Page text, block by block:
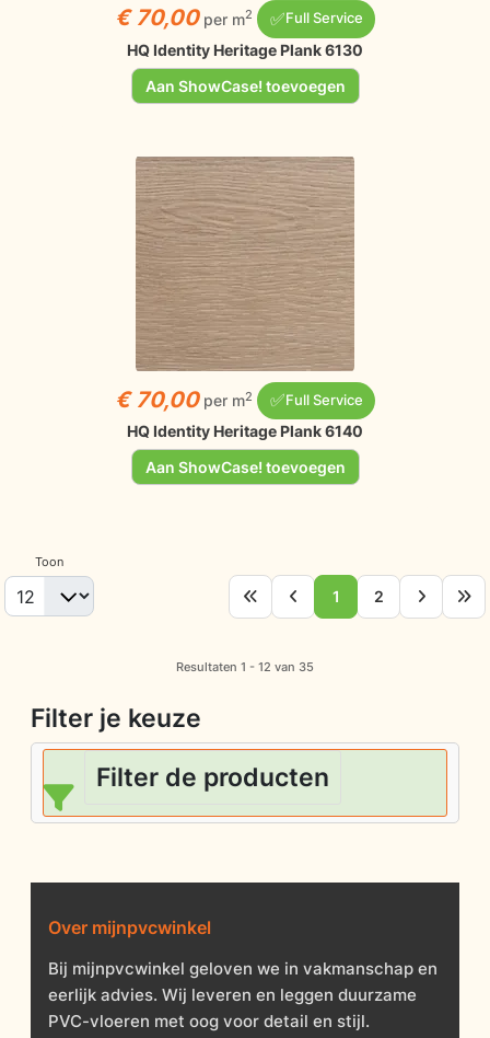
Filter je keuze
Filter de producten
€ 70,00 per m2 ✅Full Service
HQ Identity Heritage Plank 6130
Aan ShowCase! toevoegen
€ 70,00 per m2 ✅Full Service
HQ Identity Heritage Plank 6140
Aan ShowCase! toevoegen
Toon
1 2
Resultaten 1 - 12 van 35
Over mijnpvcwinkel
Bij mijnpvcwinkel geloven we in vakmanschap en
eerlijk advies. Wij leveren en leggen duurzame
PVC-vloeren met oog voor detail en stijl.